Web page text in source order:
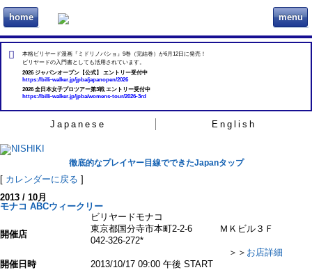
home ビリヲカ menu
本格ビリヤード漫画『ミドリノバショ』9巻（完結巻）が6月12日に発売！
ビリヤードの入門書としても活用されています。
2026 ジャパンオープン【公式】 エントリー受付中
https://billi-walker.jp/jpba/japanopen/2026
2026 全日本女子プロツアー第3戦 エントリー受付中
https://billi-walker.jp/jpba/womens-tour/2026-3rd
Japanese English
徹底的なプレイヤー目線でできたJapanタップ
[ カレンダーに戻る ]
2013 / 10月
モナコ ABCウィークリー
開催店
ビリヤードモナコ
東京都国分寺市本町2-2-6 ＭＫビル３Ｆ
042-326-272*
＞＞ お店詳細
開催日時
2013/10/17 09:00 午後 START